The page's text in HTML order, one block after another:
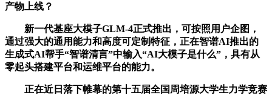
产物上线？
新一代基座大模子GLM-4正式推出，可按照用户企图，
通过强大的通用能力和高度可定制特征，正在智谱AI推出的
生成式AI帮手“智谱清言”中输入“AI大模子是什么”，具有从
零起头搭建平台和运维平台的能力。
正在近日落下帷幕的第十五届全国周培源大学生力学竞赛